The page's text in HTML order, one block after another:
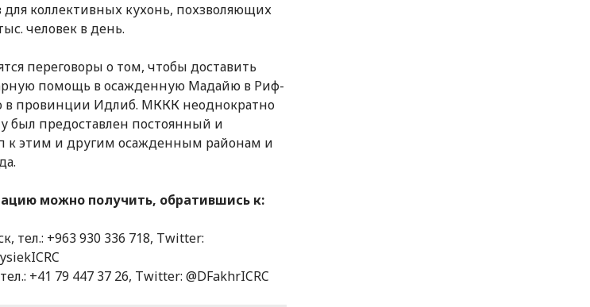
коллективных кухонь, похзволяющих
человек в день.
переговоры о том, чтобы доставить
помощь в осажденную Мадайю в Риф-
в провинции Идлиб. МККК неоднократно
был предоставлен постоянный и
к этим и другим осажденным районам и
можно получить, обратившись к:
тел.: +963 930 336 718, Twitter:
+41 79 447 37 26, Twitter: @DFakhrICRC